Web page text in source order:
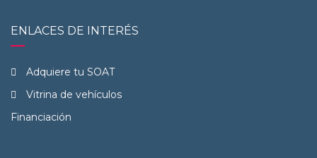
ENLACES DE INTERÉS
Adquiere tu SOAT
Vitrina de vehículos
Financiación